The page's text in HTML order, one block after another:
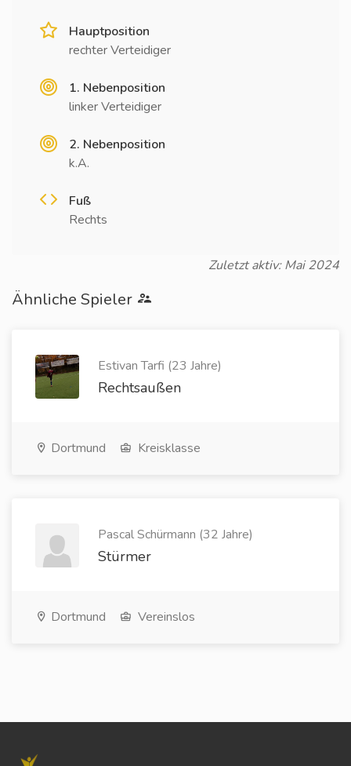
Hauptposition
rechter Verteidiger
1. Nebenposition
linker Verteidiger
2. Nebenposition
k.A.
Fuß
Rechts
Zuletzt aktiv: Mai 2024
Ähnliche Spieler
Estivan Tarfi (23 Jahre)
Rechtsaußen
Dortmund Kreisklasse
Pascal Schürmann (32 Jahre)
Stürmer
Dortmund Vereinslos